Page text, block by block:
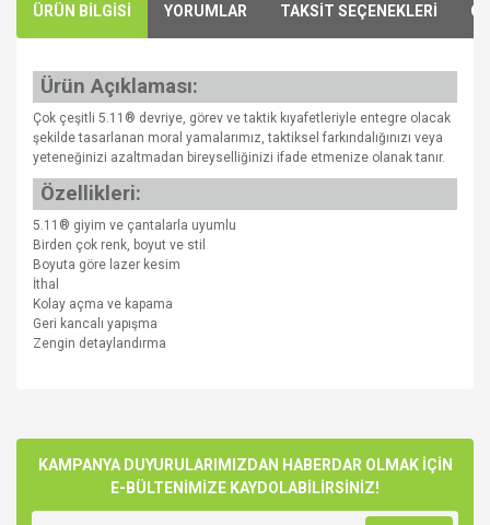
ÜRÜN BİLGİSİ YORUMLAR TAKSİT SEÇENEKLERİ
Ürün Açıklaması:
Çok çeşitli 5.11® devriye, görev ve taktik kıyafetleriyle entegre olacak
şekilde tasarlanan moral yamalarımız, taktiksel farkındalığınızı veya
yeteneğinizi azaltmadan bireyselliğinizi ifade etmenize olanak tanır.
Özellikleri:
5.11® giyim ve çantalarla uyumlu
Birden çok renk, boyut ve stil
Boyuta göre lazer kesim
İthal
Kolay açma ve kapama
Geri kancalı yapışma
Zengin detaylandırma
Yorum Yaz
kullanarak tarafımıza iletebilirsiniz.
Görüş ve önerileriniz için teşekkür ederiz.
Ürün resmi kalitesiz, bozuk veya görüntülenemiyor.
KAMPANYA DUYURULARIMIZDAN HABERDAR OLMAK İÇİN
E-BÜLTENİMİZE KAYDOLABİLİRSİNİZ!